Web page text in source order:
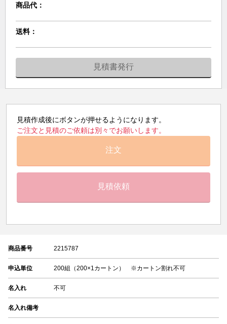
商品代：
送料：
見積書発行
見積作成後にボタンが押せるようになります。
ご注文と見積のご依頼は別々でお願いします。
注文
見積依頼
商品番号 2215787
申込単位 200組（200×1カートン） ※カートン割れ不可
名入れ 不可
名入れ備考